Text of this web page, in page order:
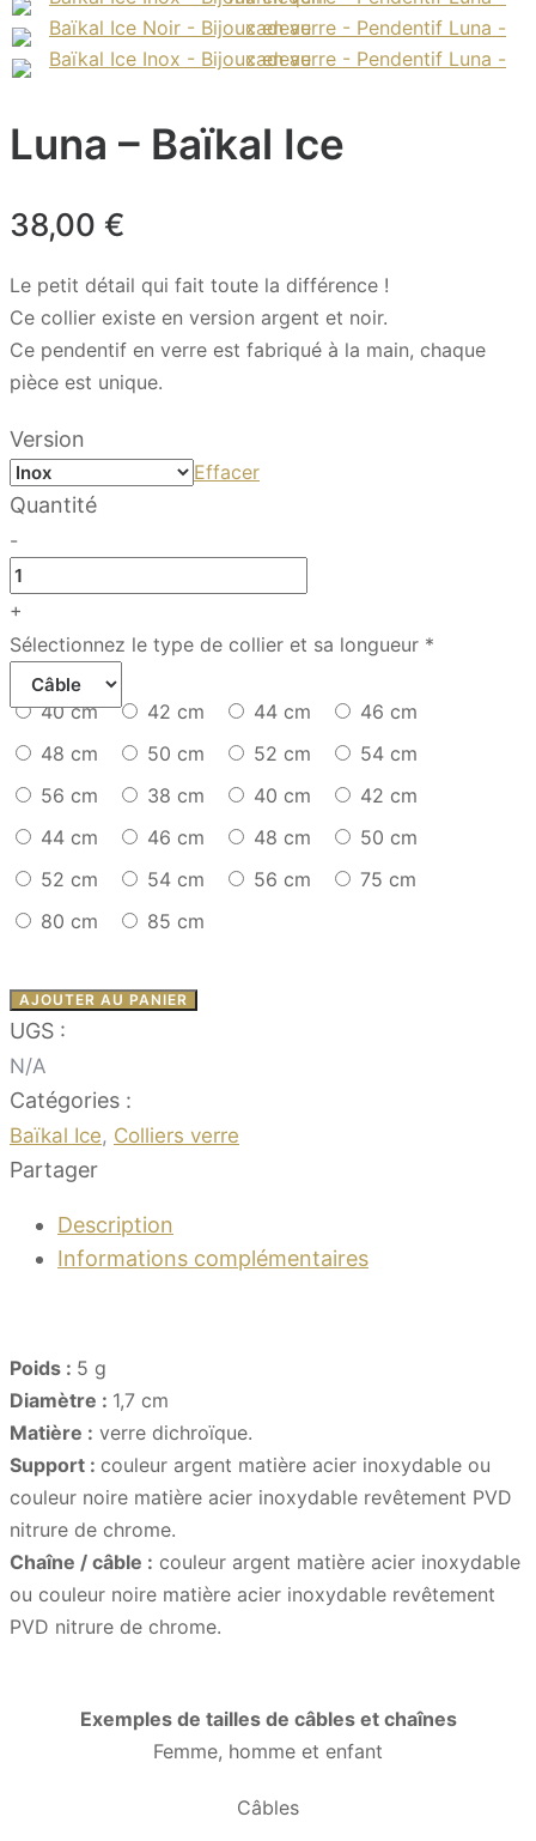
Luna – Baïkal Ice
38,00 €
Le petit détail qui fait toute la différence !
Ce collier existe en version argent et noir.
Ce pendentif en verre est fabriqué à la main, chaque
pièce est unique.
Version
Effacer
Quantité
-
quantité
de
Luna
–
Baïkal
+
Sélectionnez le type de collier et sa longueur *
40 cm 42 cm 44 cm
46 cm
48 cm
50 cm 52 cm
54 cm
56 cm
38 cm 40 cm
42 cm
44 cm
46 cm 48 cm
50 cm
52 cm
54 cm 56 cm
75 cm
80 cm
85 cm
AJOUTER AU PANIER
UGS :
N/A
Catégories :
Baïkal Ice, Colliers verre
Partager
Description
Informations complémentaires
Poids : 5 g
Diamètre : 1,7 cm
Matière : verre dichroïque.
Support : couleur argent matière acier inoxydable ou
couleur noire matière acier inoxydable revêtement PVD
nitrure de chrome.
Chaîne / câble : couleur argent matière acier inoxydable
ou couleur noire matière acier inoxydable revêtement
PVD nitrure de chrome.
Exemples de tailles de câbles et chaînes
Femme, homme et enfant
Câbles